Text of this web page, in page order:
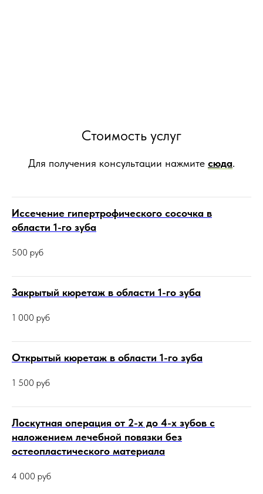
Стоимость услуг
Для получения консультации нажмите сюда.
Иссечение гипертрофического сосочка в
области 1-го зуба
500 руб
Закрытый кюретаж в области 1-го зуба
1 000 руб
Открытый кюретаж в области 1-го зуба
1 500 руб
Лоскутная операция от 2-х до 4-х зубов с
наложением лечебной повязки без
остеопластического материала
4 000 руб